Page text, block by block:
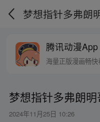
梦想指针多弗朗
腾讯动漫App
海量正版漫画畅快
梦想指针多弗朗明
2024年11月25日 10:26